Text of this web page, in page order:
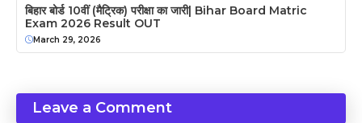
बिहार बोर्ड 10वीं (मैट्रिक) परीक्षा का जारी| Bihar Board Matric
Exam 2026 Result OUT
March 29, 2026
Leave a Comment